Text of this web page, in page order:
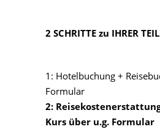
2 SCHRITTE zu IHRER
1: Hotelbuchung +
Formular
2:
Kurs über u.g. Formular